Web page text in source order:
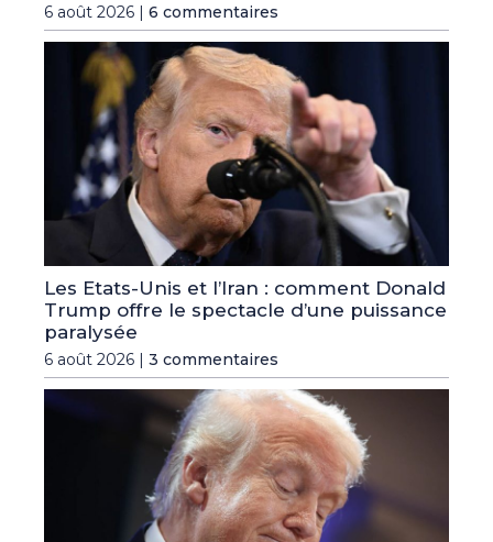
6 août 2026 | 6 commentaires
Les Etats-Unis et l’Iran : comment Donald
Trump offre le spectacle d’une puissance
paralysée
6 août 2026 | 3 commentaires